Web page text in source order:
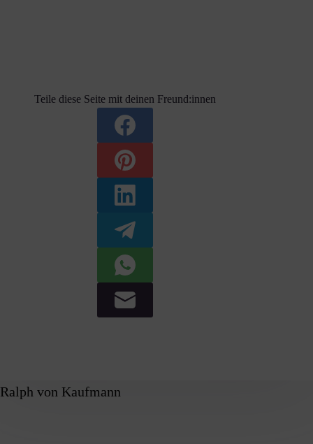
Teile diese Seite mit deinen Freund:innen
Ralph von Kaufmann